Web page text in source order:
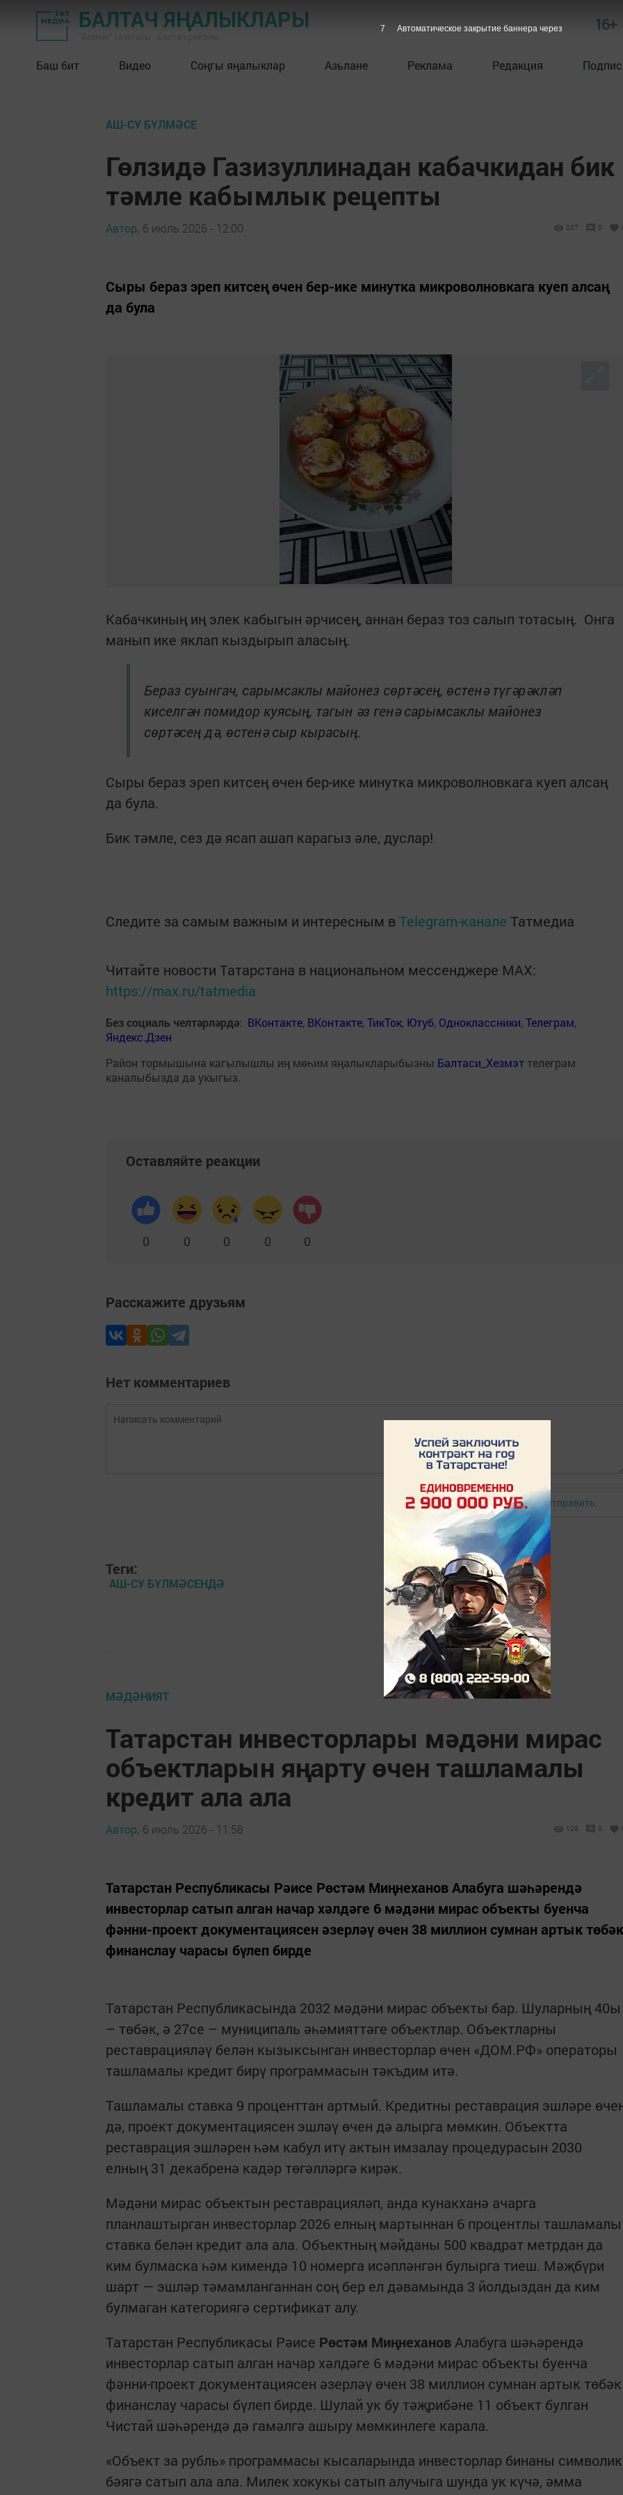
БАЛТАЧ ЯҢАЛЫКЛАРЫ 16+
Баш бит Видео Соңгы яңалыклар Азьлане Реклама Редакция
АШ-СУ БҮЛМӘСЕ
Гөлзидә Газизуллинадан кабачкидан бик
тәмле кабымлык рецепты
Автор, 6 июль 2026 - 12:00 237 0
Сыры бераз эреп китсең өчен бер-ике минутка микроволновкага куеп алсаң
да була
Кабачкиның иң элек кабыгын әрчисең, аннан бераз тоз салып тотасың. Онга
манып ике яклап кыздырып аласың.
Бераз суынгач, сарымсаклы майонез сөртәсең, өстенә түгәрәкләп
киселгән помидор куясың, тагын әз генә сарымсаклы майонез
сөртәсең дә, өстенә сыр кырасың.
Сыры бераз эреп китсең өчен бер-ике минутка микроволновкага куеп алсаң
да була.
Бик тәмле, сез дә ясап ашап карагыз әле, дуслар!
Следите за самым важным и интересным в Telegram-канале Татмедиа
Читайте новости Татарстана в национальном мессенджере MАХ:
https://max.ru/tatmedia
Без социаль челтәрләрдә: ВКонтакте, ВКонтакте,ТикТок, Ютуб, Одноклассники,Телеграм,
Яндекс.Дзен
Район тормышына кагылышлы иң мөһим яңалыкларыбызны Балтаси_Хезмэт телеграм
каналыбызда да укыгыз.
Оставляйте реакции
0 0 0 0 0
Расскажите друзьям
Нет комментариев
Авторизоваться Отправить
Теги:
АШ-СУ БҮЛМӘСЕНДӘ
МӘДӘНИЯТ
Татарстан инвесторлары мәдәни мирас
объектларын яңарту өчен ташламалы
кредит ала ала
Автор, 6 июль 2026 - 11:58 129 0
Татарстан Республикасы Рәисе Рөстәм Миңнеханов Алабуга шәһәрендә
инвесторлар сатып алган начар хәлдәге 6 мәдәни мирас объекты буенча
фәнни-проект документациясен әзерләү өчен 38 миллион сумнан артык төбәк
финанслау чарасы бүлеп бирде
Татарстан Республикасында 2032 мәдәни мирас объекты бар. Шуларның 40ы
– төбәк, ә 27се – муниципаль әһәмияттәге объектлар. Объектларны
реставрацияләү белән кызыксынган инвесторлар өчен «ДОМ.РФ» операторы
ташламалы кредит бирү программасын тәкъдим итә.
Ташламалы ставка 9 проценттан артмый. Кредитны реставрация эшләре
дә, проект документациясен эшләү өчен дә алырга мөмкин. Объектта
реставрация эшләрен һәм кабул итү актын имзалау процедурасын 2030
елның 31 декабренә кадәр төгәлләргә кирәк.
Мәдәни мирас объектын реставрацияләп, анда кунакханә ачарга
планлаштырган инвесторлар 2026 елның мартыннан 6 процентлы ташламалы
ставка белән кредит ала ала. Объектның мәйданы 500 квадрат метрдан да
ким булмаска һәм кимендә 10 номерга исәпләнгән булырга тиеш. Мәҗбүри
шарт — эшләр тәмамланганнан соң бер ел дәвамында 3 йолдыздан да ким
булмаган категориягә сертификат алу.
Татарстан Республикасы Рәисе Рөстәм Миңнеханов Алабуга шәһәрендә
инвесторлар сатып алган начар хәлдәге 6 мәдәни мирас объекты буенча
фәнни-проект документациясен әзерләү өчен 38 миллион сумнан артык төбәк
финанслау чарасы бүлеп бирде. Шулай ук бу тәҗрибәне 11 объект булган
Чистай шәһәрендә дә гамәлгә ашыру мөмкинлеге карала.
«Объект за рубль» программасы кысаларында инвесторлар бинаны символик
бәягә сатып ала ала. Милек хокукы сатып алучыга шунда ук күчә, әмма
6 Автоматическое закрытие баннера через